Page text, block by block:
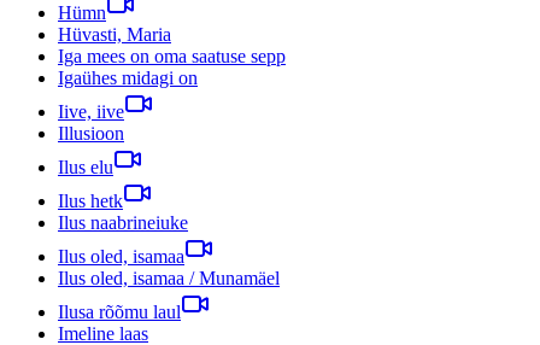
Hümn
Hüvasti, Maria
Iga mees on oma saatuse sepp
Igaühes midagi on
Iive, iive
Illusioon
Ilus elu
Ilus hetk
Ilus naabrineiuke
Ilus oled, isamaa
Ilus oled, isamaa / Munamäel
Ilusa rõõmu laul
Imeline laas